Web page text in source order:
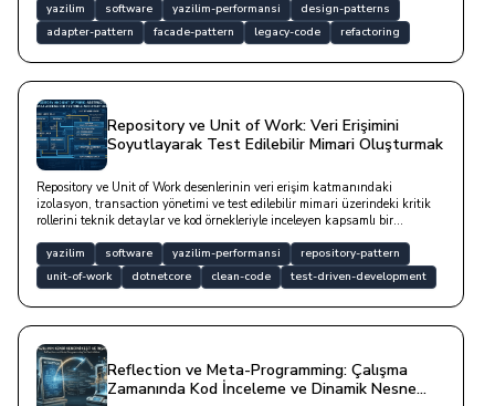
yazilim software yazilim-performansi
design-patterns
adapter-pattern
facade-pattern legacy-code refactoring
Repository ve Unit of Work: Veri Erişimini
Soyutlayarak Test Edilebilir Mimari Oluşturmak
Repository ve Unit of Work desenlerinin veri erişim katmanındaki
izolasyon, transaction yönetimi ve test edilebilir mimari üzerindeki kritik
rollerini teknik detaylar ve kod örnekleriyle inceleyen kapsamlı bir
yazilim software yazilim-performansi
repository-pattern
unit-of-work
dotnetcore clean-code test-driven-development
Reflection ve Meta-Programming: Çalışma
Zamanında Kod İnceleme ve Dinamik Nesne